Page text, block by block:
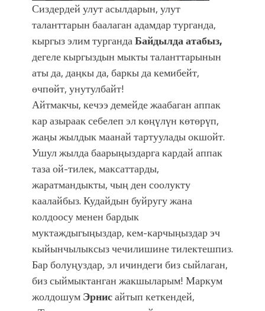
Сиздердей улут асылдарын, улут
таланттарын баалаган адамдар турганда,
кыргыз элим тургандаБайдылда атабыз,
дегеле кыргыздын мыкты таланттарынын
аты да, даңкы да, баркы да кемибейт,
өчпөйт, унутулбайт!
Айтмакчы, кечээ демейде жаабаган аппак
кар азыраак себелеп эл көңүлүн көтөрүп,
жаңы жылдык маанай тартуулады окшойт.
Ушул жылда баарыңыздарга кардай аппак
таза ой-тилек, максаттарды,
жаратмандыкты, чың ден соолукту
каалайбыз. Кудайдын буйругу жана
колдоосу менен бардык
муктаждыгыңыздар, кем-карчыңыздар эч
кыйынчылыксыз чечилишине тилектешпиз.
Бар болуңуздар, эл ичиндеги биз сыйлаган,
биз сыймыктанган жакшыларым! Маркум
жолдошумЭрнисайтып кеткендей,